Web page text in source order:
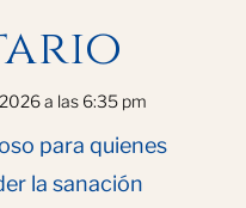
a las 6:35 pm
para quienes
la sanación